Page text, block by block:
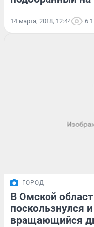
14 марта, 2018, 12:44 6
ГОРОД
В Омской
поскользнулся
вращающийся